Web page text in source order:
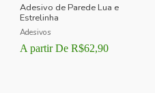
Adesivo de Parede Lua e
Estrelinha
Adesivos
A partir De R$62,90